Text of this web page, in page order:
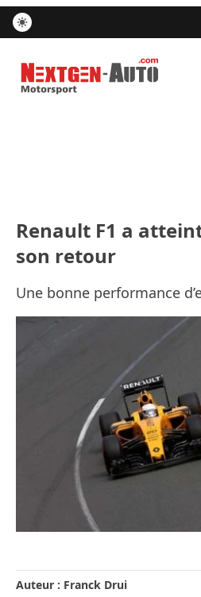
Nextgen-Auto.com
Renault F1 a
son retour
Une bonne performance
Auteur : Franck Drui